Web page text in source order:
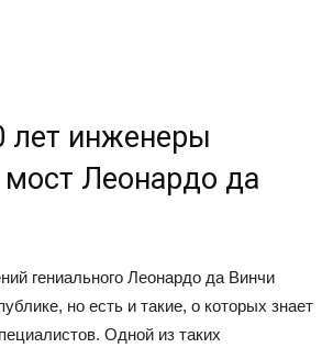
лет инженеры
мост Леонардо да
гениального Леонардо да Винчи
но есть и такие, о которых знает
Одной из таких